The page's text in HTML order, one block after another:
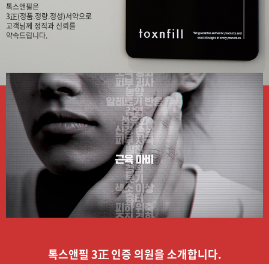
톡스앤필은
3正(정품.정량.정성)서약으로
고객님께 정직과 신뢰를
약속드립니다.
톡스앤필 3正 인증 의원을 소개합니다.